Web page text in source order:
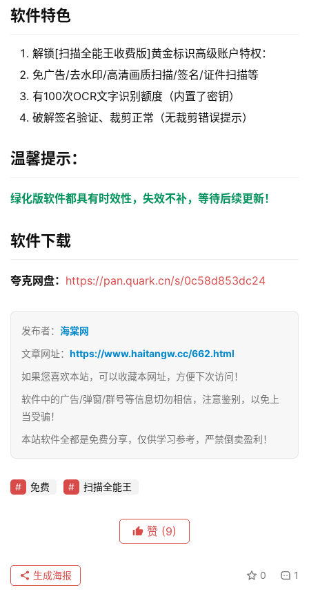
软件特色
解锁[扫描全能王收费版]黄金标识高级账户特权：
免广告/去水印/高清画质扫描/签名/证件扫描等
有100次OCR文字识别额度（内置了密钥）
破解签名验证、裁剪正常（无裁剪错误提示）
温馨提示：
绿化版软件都具有时效性，失效不补，等待后续更新！
软件下载
夸克网盘： https://pan.quark.cn/s/0c58d853dc24
发布者： 海棠网
文章网址： https://www.haitangw.cc/662.html
如果您喜欢本站，可以收藏本网址，方便下次访问！
软件中的广告/弹窗/群号等信息切勿相信，注意鉴别，以免上
当受骗！
本站软件全都是免费分享，仅供学习参考，严禁倒卖盈利！
免费 扫描全能王
赞 (9)
0 1
生成海报